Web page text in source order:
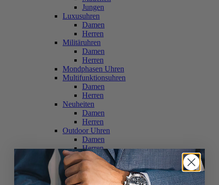
Jungen
Luxusuhren
Damen
Herren
Militäruhren
Damen
Herren
Mondphasen Uhren
Multifunktionsuhren
Damen
Herren
Neuheiten
Damen
Herren
Outdoor Uhren
Damen
Herren
Schweizer Uhren
Damen
Herren
Skelettuhren